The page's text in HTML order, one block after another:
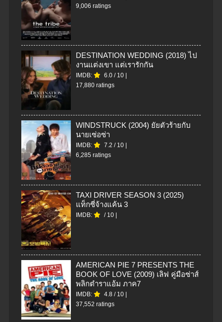
9,006 ratings
DESTINATION WEDDING (2018) ไป
งานแต่งเขา แต่เรารักกัน
IMDB: 6.0 / 10 |
17,880 ratings
WINDSTRUCK (2004) ยัยตัวร้ายกับ
นายเซ่อซ่า
IMDB: 7.2 / 10 |
6,285 ratings
TAXI DRIVER SEASON 3 (2025)
แท็กซี่จ้างแค้น 3
IMDB: / 10 |
AMERICAN PIE 7 PRESENTS THE
BOOK OF LOVE (2009) เลิฟ คู่มือซ่าส์
พลิกตำราแอ้ม ภาค7
IMDB: 4.8 / 10 |
37,552 ratings